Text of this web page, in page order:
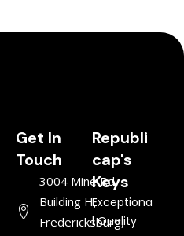
Get In
Touch
3004 Mine Rd,
Building H,
Fredericksburg,
Republi
cap's
Keys
Exceptiona
l Quality